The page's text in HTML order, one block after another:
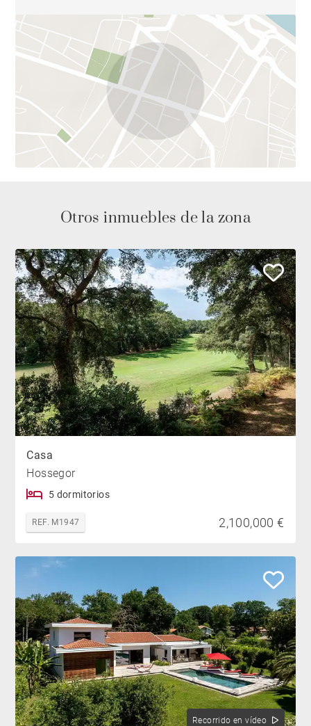
Otros inmuebles de la zona
Casa
Hossegor
5 dormitorios
REF. M1947 2,100,000 €
Recorrido en vídeo